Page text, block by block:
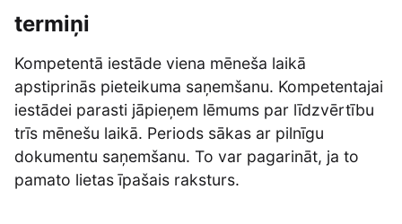
termiņi
Kompetentā iestāde viena mēneša laikā
apstiprinās pieteikuma saņemšanu. Kompetentajai
iestādei parasti jāpieņem lēmums par līdzvērtību
trīs mēnešu laikā. Periods sākas ar pilnīgu
dokumentu saņemšanu. To var pagarināt, ja to
pamato lietas īpašais raksturs.